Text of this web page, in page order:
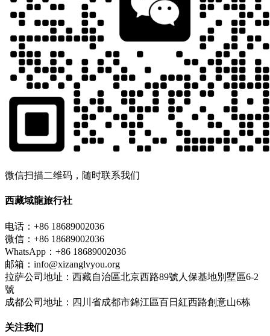
微信扫描二维码，随时联系我们
西藏域龍旅行社
电话：+86 18689002036
微信：+86 18689002036
WhatsApp：+86 18689002036
邮箱：info@xizanglvyou.org
拉萨公司地址：西藏自治區北京西路89號人保基地別墅區6-2
號
成都公司地址：四川省成都市錦江區百日紅西路創意山6栋
关注我们